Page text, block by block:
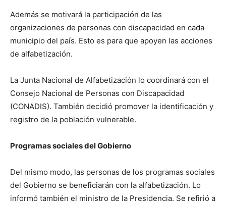
Además se motivará la participación de las
organizaciones de personas con discapacidad en cada
municipio del país. Esto es para que apoyen las acciones
de alfabetización.
La Junta Nacional de Alfabetización lo coordinará con el
Consejo Nacional de Personas con Discapacidad
(CONADIS). También decidió promover la identificación y
registro de la población vulnerable.
Programas sociales del Gobierno
Del mismo modo, las personas de los programas sociales
del Gobierno se beneficiarán con la alfabetización. Lo
informó también el ministro de la Presidencia. Se refirió a